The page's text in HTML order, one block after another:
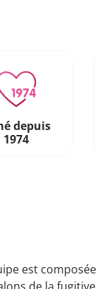
depuis
1974
est composée